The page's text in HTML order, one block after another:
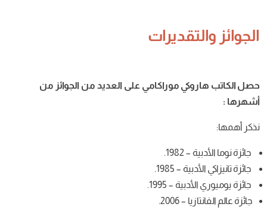
موراكاميعلى العديدمنالجوائز من
1985.
– 1995.